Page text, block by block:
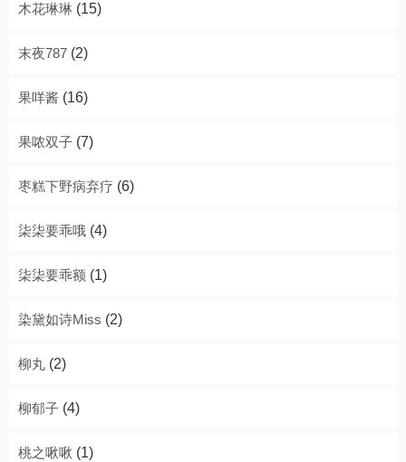
木花琳琳 (15)
末夜787 (2)
果咩酱 (16)
果哝双子 (7)
枣糕下野病弃疗 (6)
柒柒要乖哦 (4)
柒柒要乖额 (1)
染黛如诗Miss (2)
柳丸 (2)
柳郁子 (4)
桃之啾啾 (1)